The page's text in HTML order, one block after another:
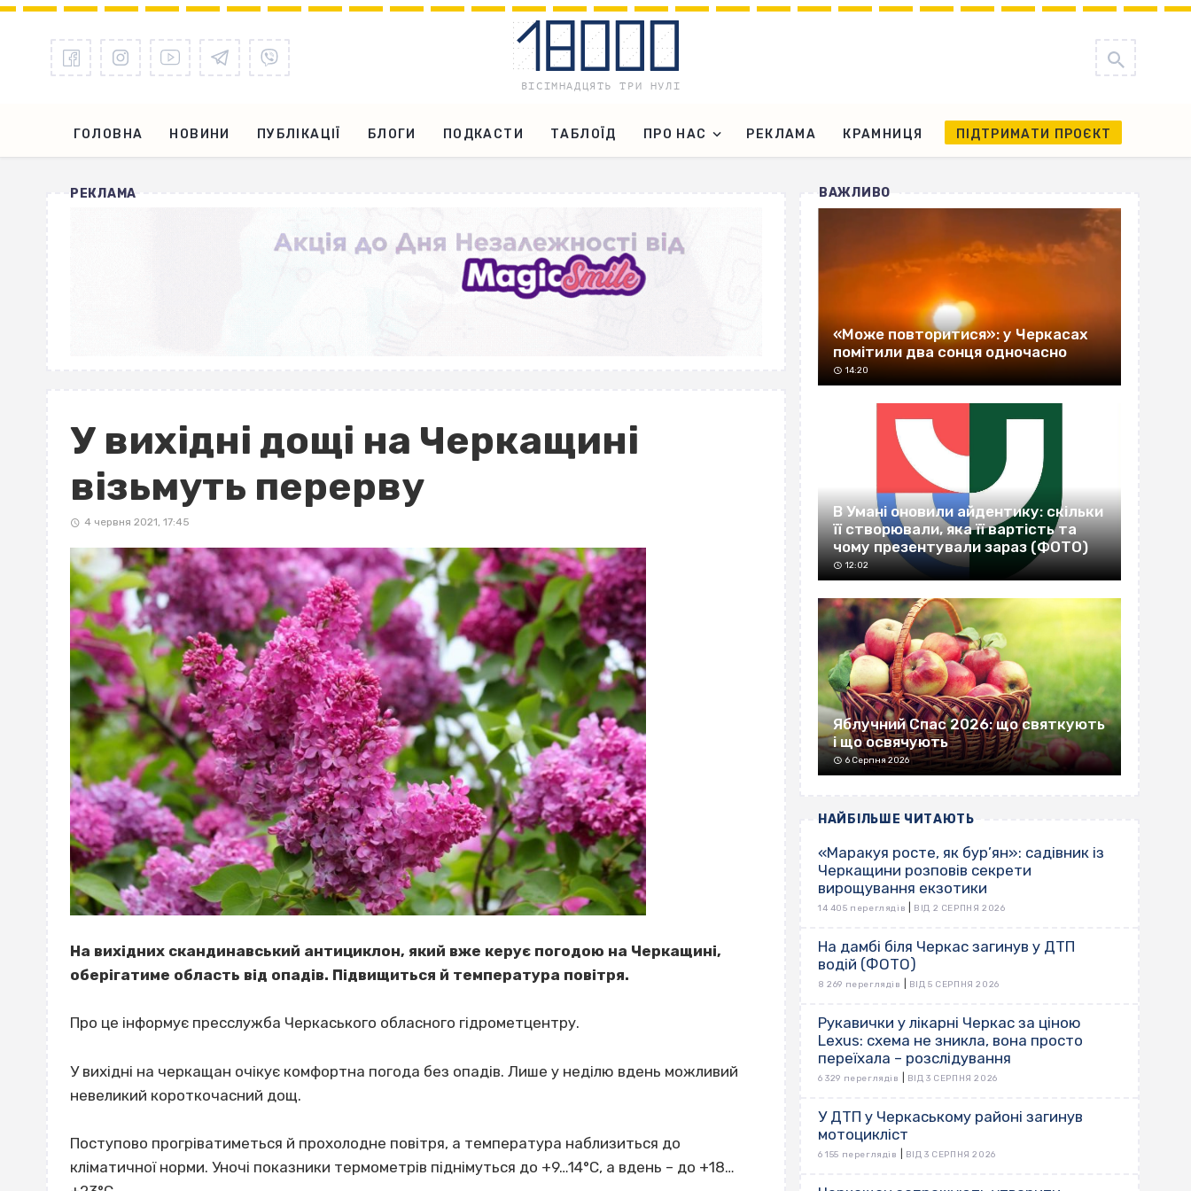
ГОЛОВНА НОВИНИ ПУБЛІКАЦІЇ БЛОГИ ПОДКАСТИ ТАБЛОЇД ПРО НАС РЕКЛАМА КРАМНИЦЯ ПІДТРИМАТИ ПРОЄКТ
РЕКЛАМА
У вихідні дощі на Черкащині
візьмуть перерву
4 червня 2021, 17:45
На вихідних скандинавський антициклон, який вже керує погодою на Черкащині,
оберігатиме область від опадів. Підвищиться й температура повітря.
Про це інформує пресслужба Черкаського обласного гідрометцентру.
У вихідні на черкащан очікує комфортна погода без опадів. Лише у неділю вдень можливий
невеликий короткочасний дощ.
Поступово прогріватиметься й прохолодне повітря, а температура наблизиться до
кліматичної норми. Уночі показники термометрів піднімуться до +9…14°C, а вдень – до +18…
ВАЖЛИВО
«Може повторитися»: у Черкасах
помітили два сонця одночасно
14:20
В Умані оновили айдентику: скільки
її створювали, яка її вартість та
чому презентували зараз (ФОТО)
12:02
Яблучний Спас 2026: що святкують
і що освячують
6 Серпня 2026
НАЙБІЛЬШЕ ЧИТАЮТЬ
«Маракуя росте, як бур’ян»: садівник із
Черкащини розповів секрети
вирощування екзотики
14 405 переглядів ВІД 2 СЕРПНЯ 2026
На дамбі біля Черкас загинув у ДТП
водій (ФОТО)
8 269 переглядів ВІД 5 СЕРПНЯ 2026
Рукавички у лікарні Черкас за ціною
Lexus: схема не зникла, вона просто
переїхала – розслідування
6 329 переглядів ВІД 3 СЕРПНЯ 2026
У ДТП у Черкаському районі загинув
мотоцикліст
6 155 переглядів ВІД 3 СЕРПНЯ 2026